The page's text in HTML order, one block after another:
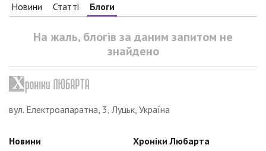
Новини Статті Блоги
На жаль, блогів за даним запитом не
знайдено
вул. Електроапаратна, 3, Луцьк, Україна
Новини
Хроніки Любарта